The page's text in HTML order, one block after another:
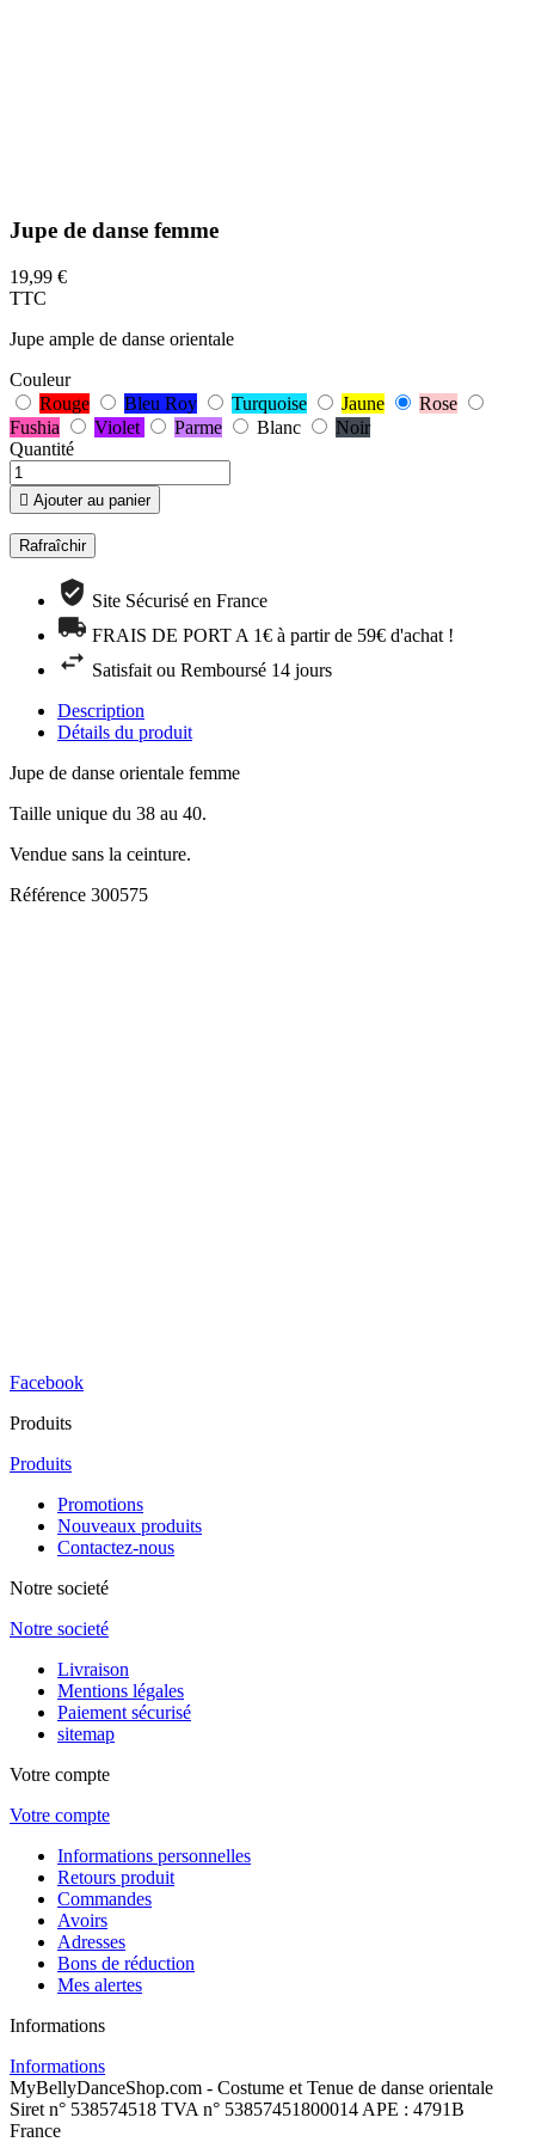
Jupe de danse femme
19,99 €
TTC
Jupe ample de danse orientale
Couleur
Rouge
Bleu Roy Turquoise Jaune
Rose
Fushia
Violet Parme Blanc
Noir
Quantité
 Ajouter au panier
Site Sécurisé en France
FRAIS DE PORT A 1€ à partir de 59€ d'achat !
Satisfait ou Remboursé 14 jours
Description
Détails du produit
Jupe de danse orientale femme
Taille unique du 38 au 40.
Vendue sans la ceinture.
Référence 300575
Facebook
Produits
Produits
Promotions
Nouveaux produits
Contactez-nous
Notre societé
Notre societé
Livraison
Mentions légales
Paiement sécurisé
sitemap
Votre compte
Votre compte
Informations personnelles
Retours produit
Commandes
Avoirs
Adresses
Bons de réduction
Mes alertes
Informations
Informations
MyBellyDanceShop.com - Costume et Tenue de danse orientale
Siret n° 538574518 TVA n° 53857451800014 APE : 4791B
France